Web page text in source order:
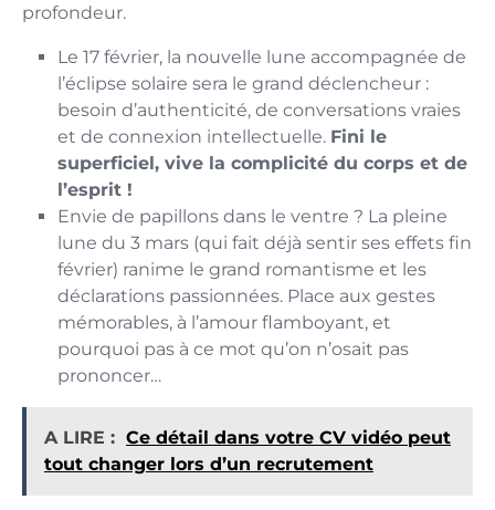
profondeur.
Le 17 février, la nouvelle lune accompagnée de
l’éclipse solaire sera le grand déclencheur :
besoin d’authenticité, de conversations vraies
et de connexion intellectuelle. Fini le
superficiel, vive la complicité du corps et de
l’esprit !
Envie de papillons dans le ventre ? La pleine
lune du 3 mars (qui fait déjà sentir ses effets fin
février) ranime le grand romantisme et les
déclarations passionnées. Place aux gestes
mémorables, à l’amour flamboyant, et
pourquoi pas à ce mot qu’on n’osait pas
prononcer…
A LIRE : Ce détail dans votre CV vidéo peut
tout changer lors d’un recrutement